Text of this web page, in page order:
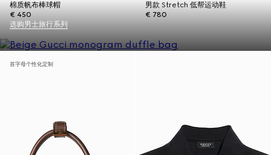
棉质帆布棒球帽
€ 450
男款 Stretch 低帮运动鞋
€ 780
选购男士旅行系列
首字母个性化定制